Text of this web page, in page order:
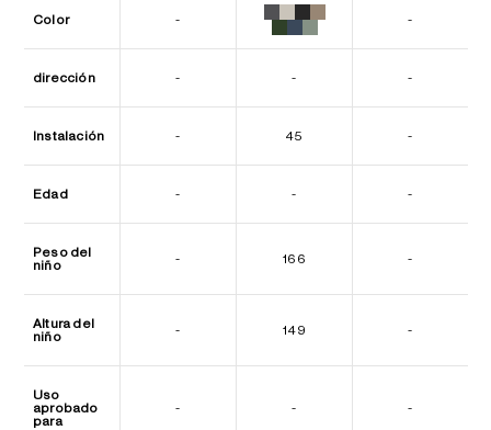
Color - -
dirección - - -
Instalación - 45 -
Edad - - -
Peso del
niño
- 166 -
Altura del
niño
- 149 -
Uso
aprobado
para
- - -